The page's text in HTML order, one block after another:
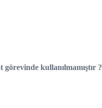
kullanılmamıştır ?